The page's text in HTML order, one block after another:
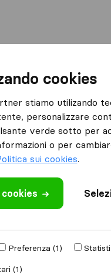
cookies
stiamo utilizando
personalizzare
verde sotto per
o per
sui cookies.
Preferenza (1)
(1)